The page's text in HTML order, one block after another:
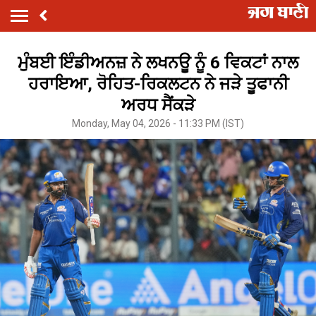
ਮੁੰਬਈ ਇੰਡੀਅਨਜ਼ ਨੇ ਲਖਨਊ ਨੂੰ 6 ਵਿਕਟਾਂ ਨਾਲ
ਹਰਾਇਆ, ਰੋਹਿਤ-ਰਿਕਲਟਨ ਨੇ ਜੜੇ ਤੂਫਾਨੀ
ਅਰਧ ਸੈਂਕੜੇ
Monday, May 04, 2026 - 11:33 PM (IST)